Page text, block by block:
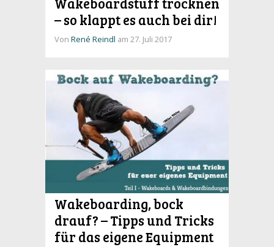
– so klappt es auch bei dir!
Von René Reindl am 27. Juli 2017
Wakeboarding, bock
drauf? – Tipps und Tricks
für das eigene Equipment